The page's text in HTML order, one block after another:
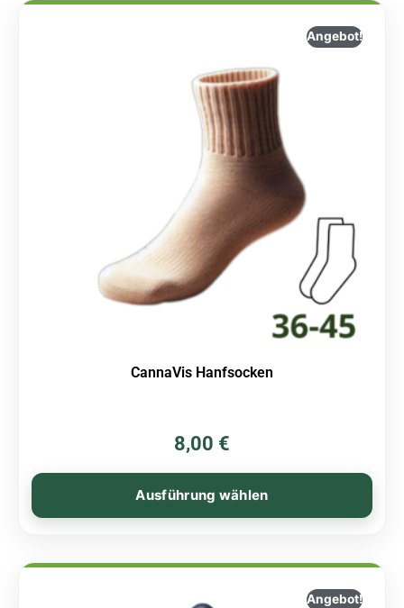
Angebot!
CannaVis Hanfsocken
8,00 €
Ausführung wählen
Angebot!